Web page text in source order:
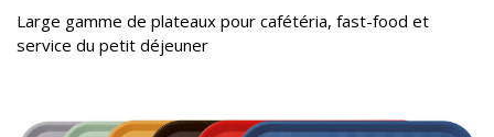
USAGE UNIQUE
Large gamme de plateaux pour cafétéria, fast-food et
service du petit déjeuner